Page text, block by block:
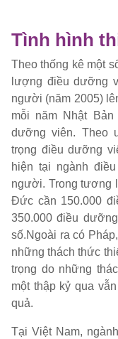
Tình hình
Theo thống kê một
lượng điều dưỡng
người (năm 2005)
mỗi năm Nhật
dưỡng viên. Theo
trọng điều dưỡng
hiện tại ngành
người. Trong tương
Đức cần 150.000
350.000 điều
số.Ngoài ra có
những thách thức
trọng do những
một thập kỷ qua
quả.
Tại Việt Nam,